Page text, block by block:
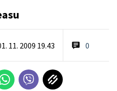
11. 2009 19.43 0